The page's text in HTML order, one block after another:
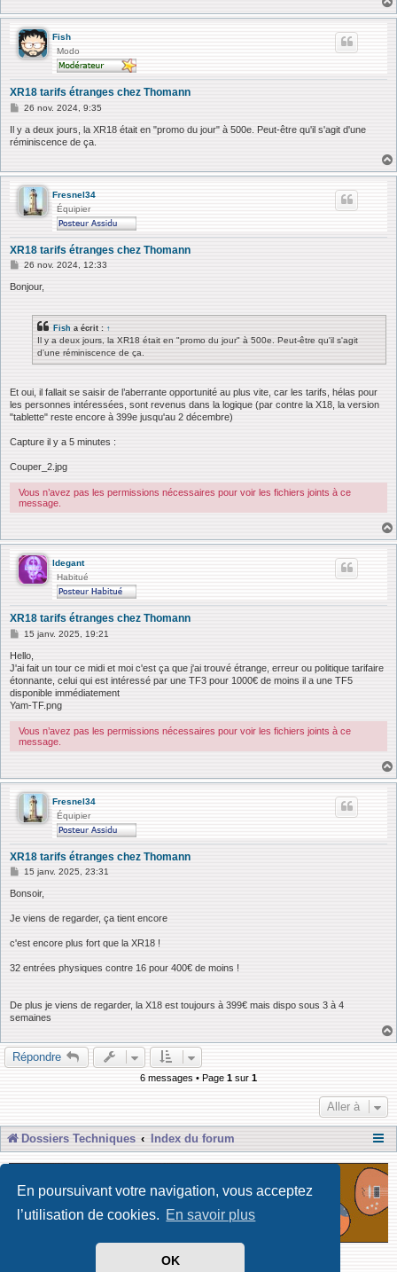
En poursuivant votre navigation, vous acceptez
l’utilisation de cookies. En savoir plus
OK
e
Fish
Modo
XR18 tarifs étranges chez Thomann
M
s
s
e
26 nov. 2024, 9:35
Il y a deux jours, la XR18 était en "promo du jour" à 500e. Peut-être qu'il s'agit d'une
réminiscence de ça.
Fresnel34
Équipier
XR18 tarifs étranges chez Thomann
M
s
26 nov. 2024, 12:33
Bonjour,
Fish a écrit : ↑
Il y a deux jours, la XR18 était en "promo du jour" à 500e. Peut-être qu'il s'agit
d'une réminiscence de ça.
Et oui, il fallait se saisir de l’aberrante opportunité au plus vite, car les tarifs, hélas pour
les personnes intéressées, sont revenus dans la logique (par contre la X18, la version
"tablette" reste encore à 399e jusqu'au 2 décembre)
Capture il y a 5 minutes :
Couper_2.jpg
Vous n’avez pas les permissions nécessaires pour voir les fichiers joints à ce
message.
ldegant
Habitué
XR18 tarifs étranges chez Thomann
M
s
s
g
e
15 janv. 2025, 19:21
Hello,
J'ai fait un tour ce midi et moi c'est ça que j'ai trouvé étrange, erreur ou politique tarifaire
étonnante, celui qui est intéressé par une TF3 pour 1000€ de moins il a une TF5
disponible immédiatement
Yam-TF.png
Vous n’avez pas les permissions nécessaires pour voir les fichiers joints à ce
message.
Fresnel34
Équipier
XR18 tarifs étranges chez Thomann
M
s
g
15 janv. 2025, 23:31
Bonsoir,
Je viens de regarder, ça tient encore
c'est encore plus fort que la XR18 !
32 entrées physiques contre 16 pour 400€ de moins !
De plus je viens de regarder, la X18 est toujours à 399€ mais dispo sous 3 à 4
semaines
Répondre
6 messages • Page 1 sur 1
Aller à
Dossiers Techniques Index du forum
Développé par Forum Software © phpBB Limited